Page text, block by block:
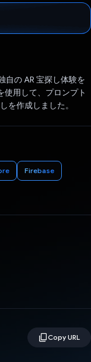
自の AR 宝探し体験を
用して、プロンプト
を作成しました。
Firebase